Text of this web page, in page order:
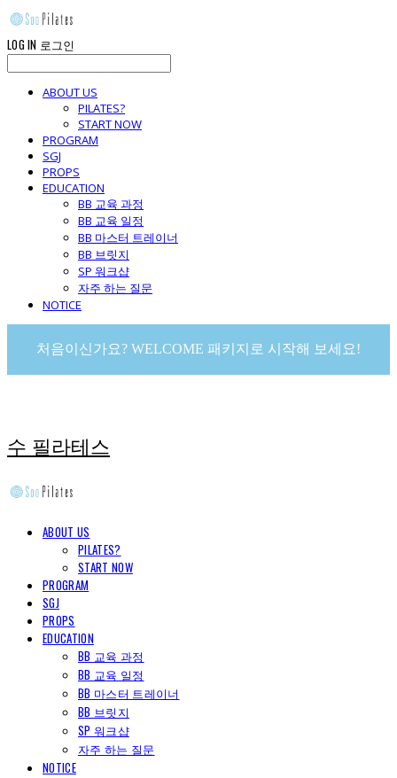
LOG IN 로그인
ABOUT US
PILATES?
START NOW
PROGRAM
SGJ
PROPS
EDUCATION
BB 교육 과정
BB 교육 일정
BB 마스터 트레이너
BB 브릿지
SP 워크샵
자주 하는 질문
NOTICE
처음이신가요? WELCOME 패키지로 시작해 보세요!
수 필라테스
ABOUT US
PILATES?
START NOW
PROGRAM
SGJ
PROPS
EDUCATION
BB 교육 과정
BB 교육 일정
BB 마스터 트레이너
BB 브릿지
SP 워크샵
자주 하는 질문
NOTICE